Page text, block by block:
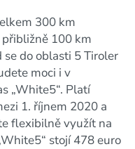
300 km
100 km
do oblasti 5 Tiroler
moci i v
„White5“. Platí
1. říjnem 2020 a
flexibilně využít na
stojí 478 euro